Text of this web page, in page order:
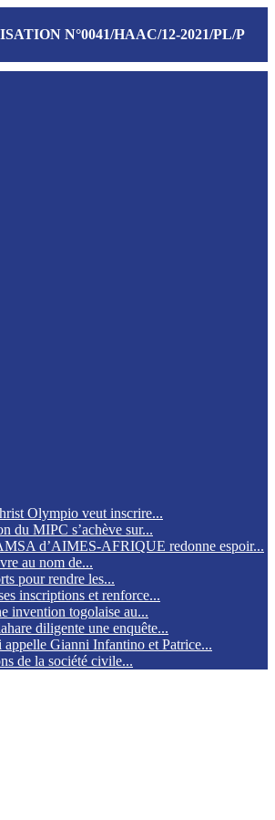
N°0041/HAAC/12-2021/PL/P
Olympio veut inscrire...
du MIPC s’achève sur...
d’AIMES-AFRIQUE redonne espoir...
au nom de...
pour rendre les...
inscriptions et renforce...
invention togolaise au...
diligente une enquête...
appelle Gianni Infantino et Patrice...
de la société civile...